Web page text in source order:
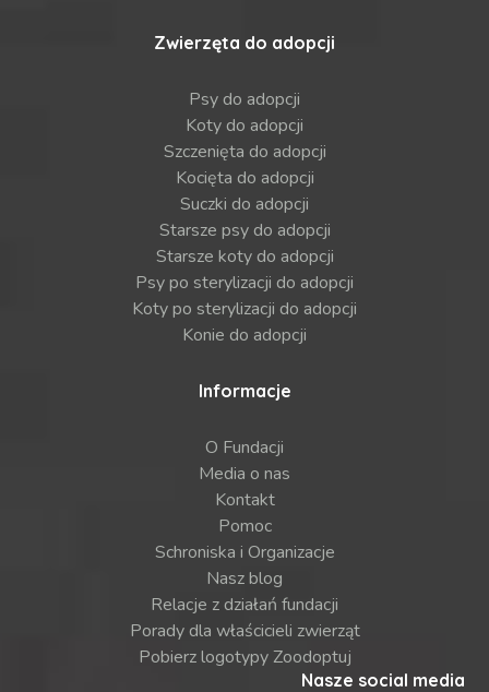
Zwierzęta do adopcji
Psy do adopcji
Koty do adopcji
Szczenięta do adopcji
Kocięta do adopcji
Suczki do adopcji
Starsze psy do adopcji
Starsze koty do adopcji
Psy po sterylizacji do adopcji
Koty po sterylizacji do adopcji
Konie do adopcji
Informacje
O Fundacji
Media o nas
Kontakt
Pomoc
Schroniska i Organizacje
Nasz blog
Relacje z działań fundacji
Porady dla właścicieli zwierząt
Pobierz logotypy Zoodoptuj
Nasze social media